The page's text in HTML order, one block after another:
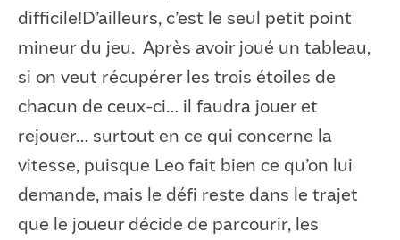
difficile!D’ailleurs, c’est le seul petit point
mineur du jeu. Après avoir joué un tableau,
si on veut récupérer les trois étoiles de
chacun de ceux-ci… il faudra jouer et
rejouer… surtout en ce qui concerne la
vitesse, puisque Leo fait bien ce qu’on lui
demande, mais le défi reste dans le trajet
que le joueur décide de parcourir, les